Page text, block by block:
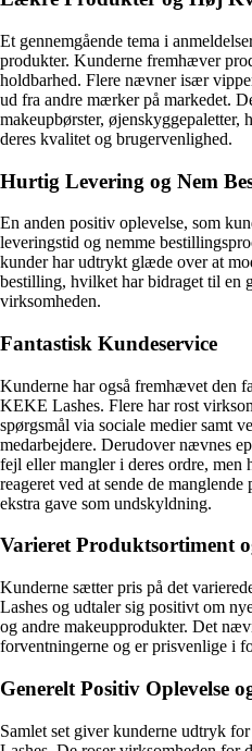
Et gennemgående tema i
produkter. Kunderne fremhæver
holdbarhed. Flere nævner især
ud fra andre mærker på markedet.
makeupbørster, øjenskyggepaletter,
deres kvalitet og brugervenlighed.
Hurtig Levering og Nem
En anden positiv oplevelse, som
leveringstid og nemme
kunder har udtrykt glæde over at
bestilling, hvilket har bidraget til en
virksomheden.
Fantastisk Kundeservice
Kunderne har også fremhævet den
KEKE Lashes. Flere har rost
spørgsmål via sociale medier samt
medarbejdere. Derudover nævnes
fejl eller mangler i deres ordre,
reageret ved at sende de
ekstra gave som undskyldning.
Varieret Produktsortiment
Kunderne sætter pris på det
Lashes og udtaler sig positivt om
og andre makeupprodukter. Det
forventningerne og er prisvenlige i
Generelt Positiv Oplevelse
Samlet set giver kunderne udtryk